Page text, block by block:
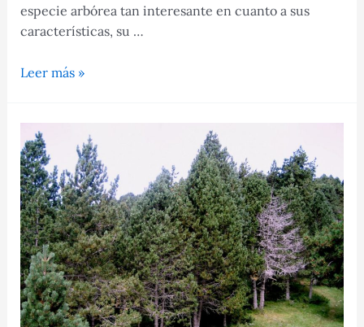
especie arbórea tan interesante en cuanto a sus
características, su …
La
árbol
de
mamut
de
gran
crecimiento
Leer más »